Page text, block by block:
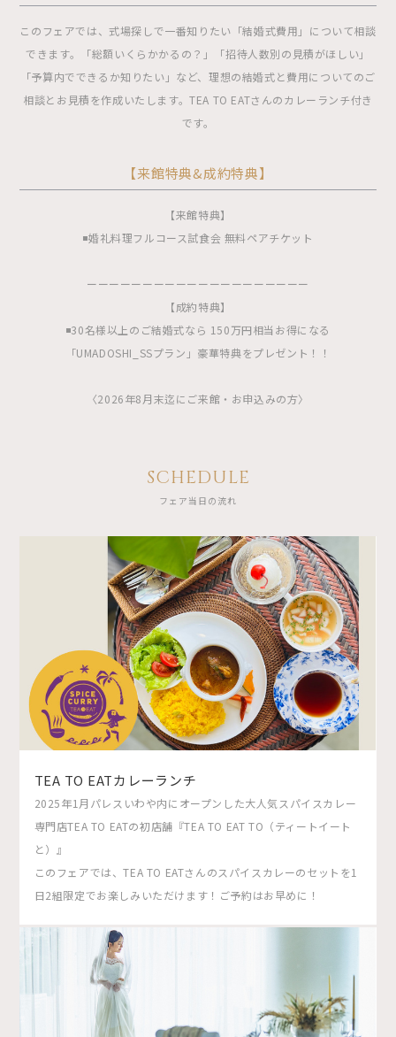
このフェアでは、式場探しで一番知りたい「結婚式費用」について相談
できます。「総額いくらかかるの？」「招待人数別の見積がほしい」
「予算内でできるか知りたい」など、理想の結婚式と費用についてのご
相談とお見積を作成いたします。TEA TO EATさんのカレーランチ付き
です。
【来館特典&成約特典】
【来館特典】
◾️婚礼料理フルコース試食会 無料ペアチケット
ーーーーーーーーーーーーーーーーーーーー
【成約特典】
◾️30名様以上のご結婚式なら 150万円相当お得になる
「UMADOSHI_SSプラン」豪華特典をプレゼント！！
〈2026年8月末迄にご来館・お申込みの方〉
SCHEDULE
フェア当日の流れ
TEA TO EATカレーランチ
2025年1月パレスいわや内にオープンした大人気スパイスカレー
専門店TEA TO EATの初店舗『TEA TO EAT TO（ティートイート
と）』
このフェアでは、TEA TO EATさんのスパイスカレーのセットを1
日2組限定でお楽しみいただけます！ご予約はお早めに！